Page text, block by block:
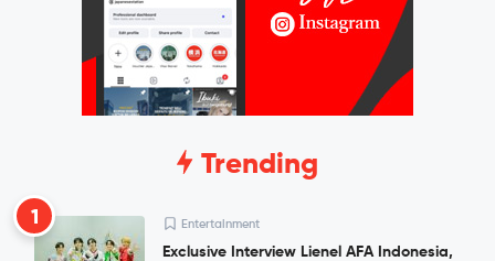
Trending
1 Entertainment
Exclusive Interview Lienel AFA Indonesia,